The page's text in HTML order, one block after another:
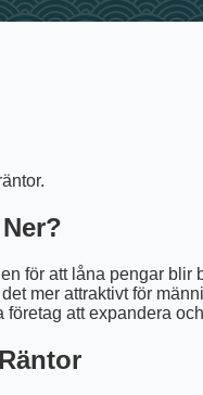
för att låna pengar
mer attraktivt för
att expandera